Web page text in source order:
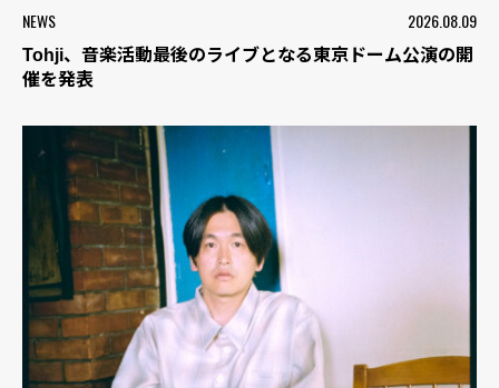
NEWS 2026.08.09
Tohji、音楽活動最後のライブとなる東京ドーム公演の開
催を発表